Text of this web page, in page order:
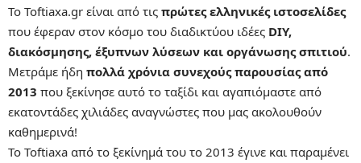
Το Toftiaxa.gr είναι από τις πρώτες ελληνικές ιστοσελίδες
που έφεραν στον κόσμο του διαδικτύου ιδέες DIY,
διακόσμησης, έξυπνων λύσεων και οργάνωσης σπιτιού.
Μετράμε ήδη πολλά χρόνια συνεχούς παρουσίας από
2013 που ξεκίνησε αυτό το ταξίδι και αγαπιόμαστε από
εκατοντάδες χιλιάδες αναγνώστες που μας ακολουθούν
καθημερινά!
Το Toftiaxa από το ξεκίνημά του το 2013 έγινε και παραμένει